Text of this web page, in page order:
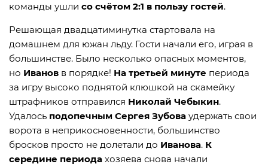
команды ушли со счётом 2:1 в пользу гостей.
Решающая двадцатиминутка стартовала на
домашнем для южан льду. Гости начали его, играя в
большинстве. Было несколько опасных моментов,
но Иванов в порядке! На третьей минуте периода
за игру высоко поднятой клюшкой на скамейку
штрафников отправился Николай Чебыкин.
Удалось подопечным Сергея Зубова удержать свои
ворота в неприкосновенности, большинство
бросков просто не долетали до Иванова. К
середине периода хозяева снова начали